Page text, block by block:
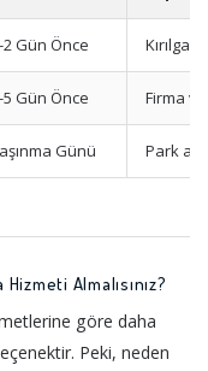
2 Gün Önce
5 Gün Önce Firma
Günü Park
Almalısınız?
göre daha
Peki, neden